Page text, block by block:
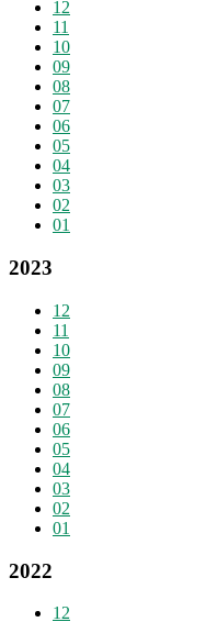
12
11
10
09
08
07
06
05
04
03
02
01
2023
12
11
10
09
08
07
06
05
04
03
02
01
2022
12